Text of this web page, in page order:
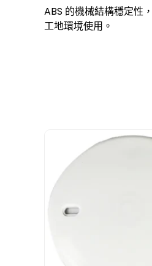
ABS 的機械結構穩定性
工地環境使用。